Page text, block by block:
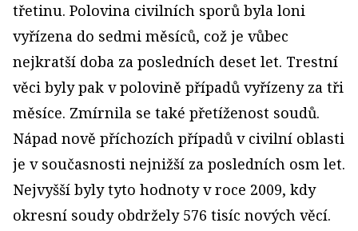
třetinu. Polovina civilních sporů byla loni
vyřízena do sedmi měsíců, což je vůbec
nejkratší doba za posledních deset let. Trestní
věci byly pak v polovině případů vyřízeny za tři
měsíce. Zmírnila se také přetíženost soudů.
Nápad nově příchozích případů v civilní oblasti
je v současnosti nejnižší za posledních osm let.
Nejvyšší byly tyto hodnoty v roce 2009, kdy
okresní soudy obdržely 576 tisíc nových věcí.